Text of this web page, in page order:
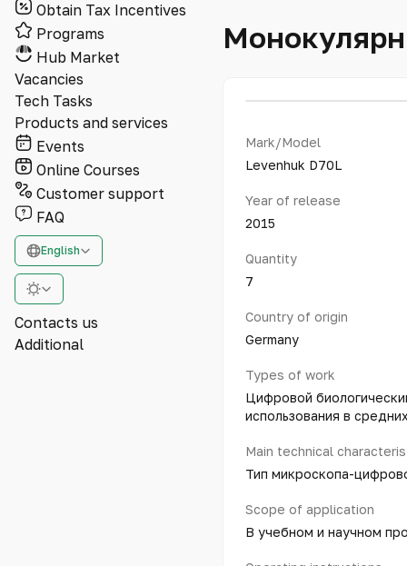
Obtain Tax Incentives
Programs
Hub Market
Vacancies
Tech Tasks
Products and services
Events
Online Courses
Customer support
FAQ
English
Contacts us
Additional
Mark/Model
Levenhuk D70L
Year of release
2015
Quantity
7
Country of origin
Germany
Types of work
Цифровой
использования в
Main technical
Тип микроскопа-
Scope of application
В учебном и научном